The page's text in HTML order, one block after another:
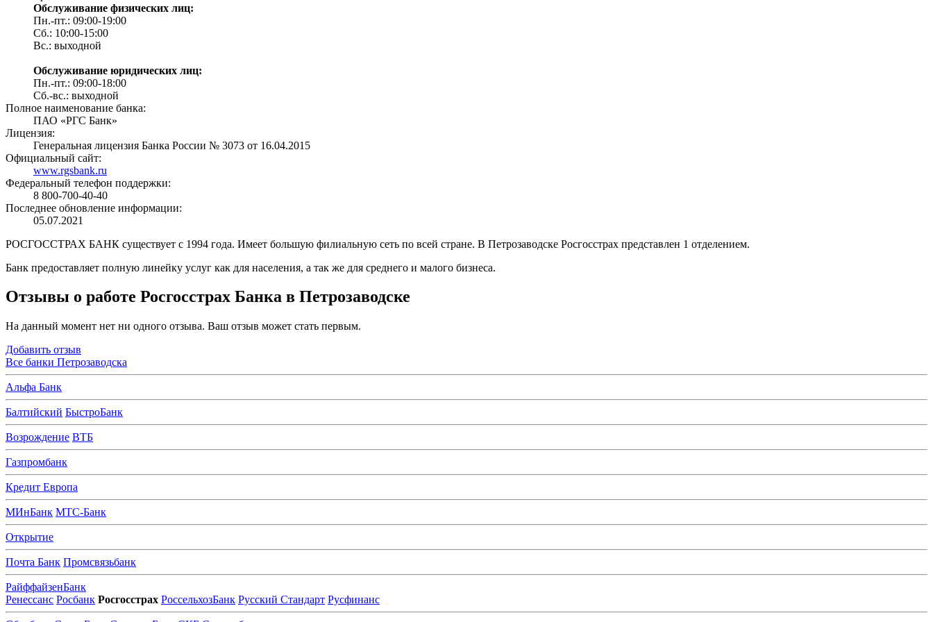
Обслуживание физических лиц:
Пн.-пт.: 09:00-19:00
Сб.: 10:00-15:00
Вс.: выходной
Обслуживание юридических лиц:
Пн.-пт.: 09:00-18:00
Сб.-вс.: выходной
Полное наименование банка:
ПАО «РГС Банк»
Лицензия:
Генеральная лицензия Банка России № 3073 от 16.04.2015
Официальный сайт:
www.rgsbank.ru
Федеральный телефон поддержки:
8 800-700-40-40
Последнее обновление информации:
05.07.2021
РОСГОССТРАХ БАНК существует с 1994 года. Имеет большую филиальную сеть по всей стране. В Петрозаводске Росгосстрах представлен 1 отделением.
Банк предоставляет полную линейку услуг как для населения, а так же для среднего и малого бизнеса.
Отзывы о работе Росгосстрах Банка в Петрозаводске
На данный момент нет ни одного отзыва. Ваш отзыв может стать первым.
Добавить отзыв
Все банки Петрозаводска
Альфа Банк
Балтийский БыстроБанк
Возрождение ВТБ
Газпромбанк
Кредит Европа
МИнБанк МТС-Банк
Открытие
Почта Банк Промсвязьбанк
РайффайзенБанк
Ренессанс Росбанк Росгосстрах РоссельхозБанк Русский Стандарт Русфинанс